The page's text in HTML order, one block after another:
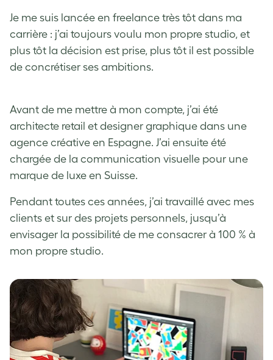
Je me suis lancée en freelance très tôt dans ma
carrière : j’ai toujours voulu mon propre studio, et
plus tôt la décision est prise, plus tôt il est possible
de concrétiser ses ambitions.
Avant de me mettre à mon compte, j’ai été
architecte retail et designer graphique dans une
agence créative en Espagne. J’ai ensuite été
chargée de la communication visuelle pour une
marque de luxe en Suisse.
Pendant toutes ces années, j’ai travaillé avec mes
clients et sur des projets personnels, jusqu’à
envisager la possibilité de me consacrer à 100 % à
mon propre studio.